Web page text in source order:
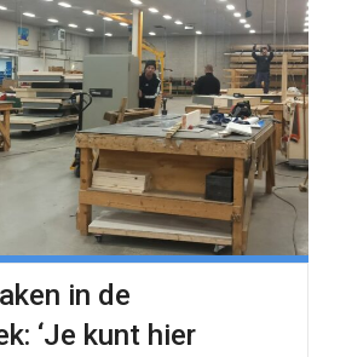
in de
‘Je kunt hier